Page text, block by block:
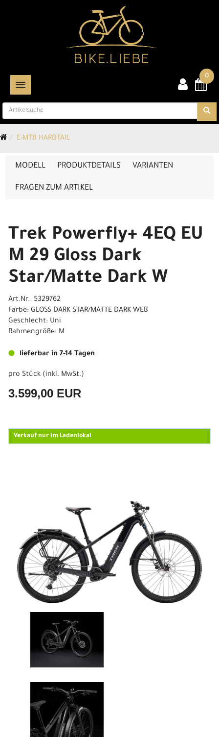
TOGGLE NAVIGATION
0
E-MTB HARDTAIL
MODELL PRODUKTDETAILS VARIANTEN
FRAGEN ZUM ARTIKEL
Trek Powerfly+ 4EQ EU
M 29 Gloss Dark
Star/Matte Dark W
Art.Nr. 5329762
Farbe: GLOSS DARK STAR/MATTE DARK WEB
Geschlecht: Uni
Rahmengröße: M
lieferbar in 7-14 Tagen
pro Stück (inkl. MwSt.)
3.599,00 EUR
Verkauf nur im Ladenlokal